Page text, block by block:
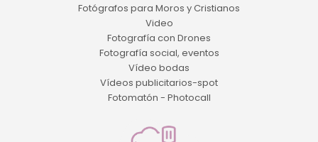
Fotógrafos para Moros y Cristianos
Video
Fotografía con Drones
Fotografía social, eventos
Vídeo bodas
Vídeos publicitarios-spot
Fotomatón - Photocall